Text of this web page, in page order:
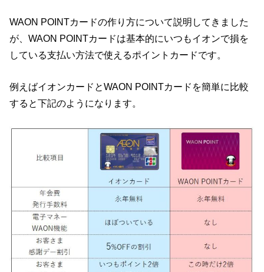
WAON POINTカードの作り方について説明してきました
が、WAON POINTカードは基本的にいつもイオンで損を
している支払い方法で使えるポイントカードです。
例えばイオンカードとWAON POINTカードを簡単に比較
すると下記のようになります。